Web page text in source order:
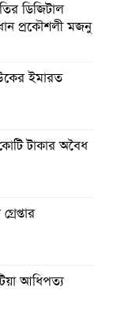
ডিজিটাল
প্রকৌশলী মজনু
ইমারত
টাকার অবৈধ
আধিপত্য